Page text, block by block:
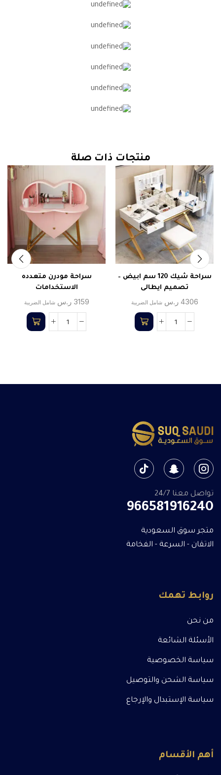
منتجات ذات صلة
سراحة شيك 120 سم ابيض –
تصميم ايطالى
4306 ر.س شامل الضريبة
سراحة مودرن متعدده
الاستخدامات
3159 ر.س شامل الضريبة
تواصل معنا 24/7
966581916240
متجر سوق السعودية
الاتقان - السرعة - الفخامة
روابط تهمك
من نحن
الأسئلة الشائعة
سياسة الخصوصية
سياسة الشحن والتوصيل
سياسة الإستبدال والإرجاع
أهم الأقسام